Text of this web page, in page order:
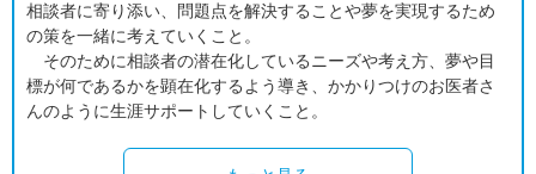
相談者に寄り添い、問題点を解決することや夢を実現するため
の策を一緒に考えていくこと。
そのために相談者の潜在化しているニーズや考え方、夢や目
標が何であるかを顕在化するよう導き、かかりつけのお医者さ
んのように生涯サポートしていくこと。